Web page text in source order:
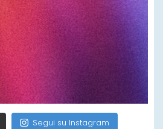
Segui su Instagram